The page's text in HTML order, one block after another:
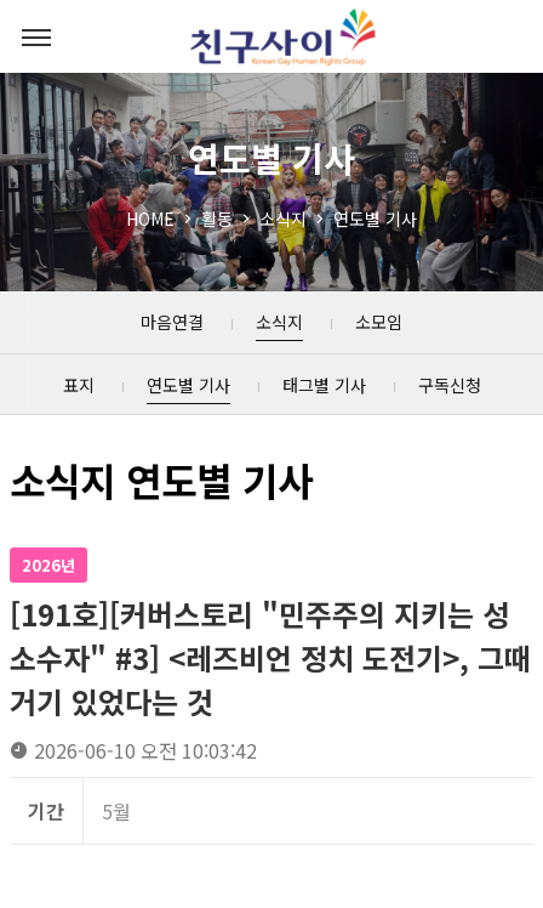
연도별 기사
HOME 활동 소식지 연도별 기사
마음연결 소식지 소모임
표지 연도별 기사 태그별 기사 구독신청
소식지 연도별 기사
2026년
[191호][커버스토리 "민주주의 지키는 성
소수자" #3] <레즈비언 정치 도전기>, 그때
거기 있었다는 것
2026-06-10 오전 10:03:42
기간 5월